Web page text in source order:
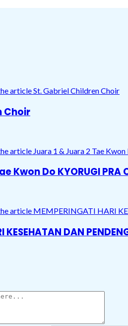
Choir
Kwon Do KYORUGI
KESEHATAN DAN